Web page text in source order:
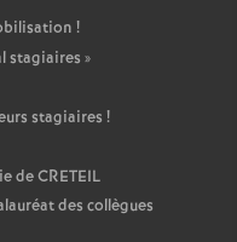
!
stagiaires »
stagiaires !
deCRETEIL
des collègues